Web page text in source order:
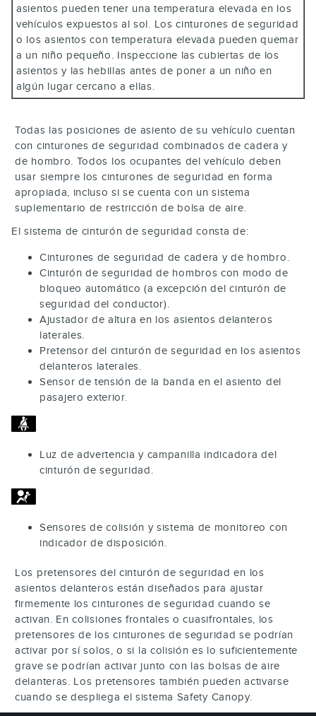
asientos pueden tener una temperatura elevada en los
vehículos expuestos al sol. Los cinturones de seguridad
o los asientos con temperatura elevada pueden quemar
a un niño pequeño. Inspeccione las cubiertas de los
asientos y las hebillas antes de poner a un niño en
algún lugar cercano a ellas.
Todas las posiciones de asiento de su vehículo cuentan
con cinturones de seguridad combinados de cadera y
de hombro. Todos los ocupantes del vehículo deben
usar siempre los cinturones de seguridad en forma
apropiada, incluso si se cuenta con un sistema
suplementario de restricción de bolsa de aire.
El sistema de cinturón de seguridad consta de:
Cinturones de seguridad de cadera y de hombro.
Cinturón de seguridad de hombros con modo de
bloqueo automático (a excepción del cinturón de
seguridad del conductor).
Ajustador de altura en los asientos delanteros
laterales.
Pretensor del cinturón de seguridad en los asientos
delanteros laterales.
Sensor de tensión de la banda en el asiento del
pasajero exterior.
Luz de advertencia y campanilla indicadora del
cinturón de seguridad.
Sensores de colisión y sistema de monitoreo con
indicador de disposición.
Los pretensores del cinturón de seguridad en los
asientos delanteros están diseñados para ajustar
firmemente los cinturones de seguridad cuando se
activan. En colisiones frontales o cuasifrontales, los
pretensores de los cinturones de seguridad se podrían
activar por sí solos, o si la colisión es lo suficientemente
grave se podrían activar junto con las bolsas de aire
delanteras. Los pretensores también pueden activarse
cuando se despliega el sistema Safety Canopy.